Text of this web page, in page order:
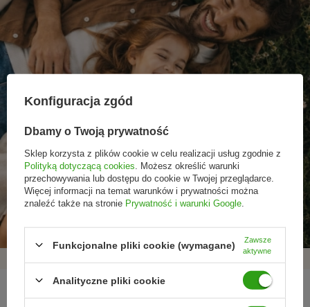
Promocje tylko dla
subskrybentów
Nowości przed
premierą
Rezygnacja w każdej
chwili
REGULAMINY
Konfiguracja zgód
Dbamy o Twoją prywatność
Sklep korzysta z plików cookie w celu realizacji usług zgodnie z
Polityką dotyczącą cookies . Możesz określić warunki
przechowywania lub dostępu do cookie w Twojej przeglądarce.
Więcej informacji na temat warunków i prywatności można
znaleźć także na stronie Prywatność i warunki Google
Funkcjonalne pliki cookie (wymagane)
Zawsze
aktywne
Analityczne pliki cookie